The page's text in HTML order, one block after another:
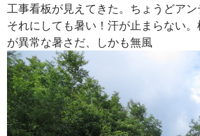
工事看板が見えてきた。ちょうどア
それにしても暑い！汗が止まらない
が異常な暑さだ、しかも無風